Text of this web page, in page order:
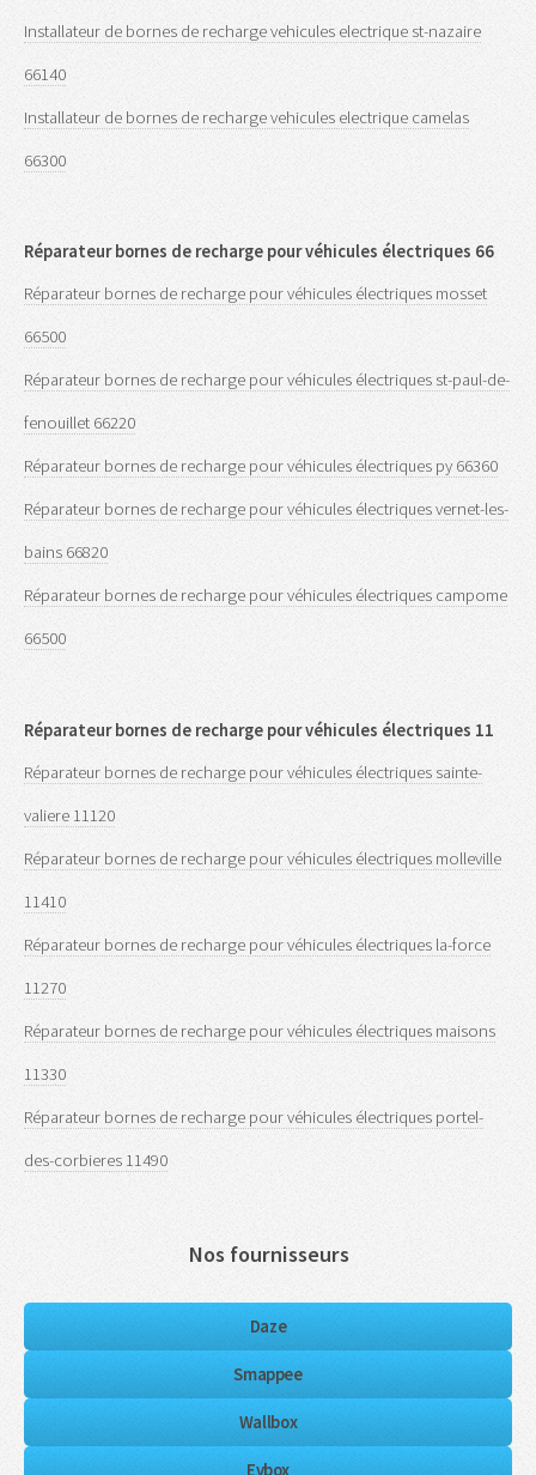
Installateur de bornes de recharge vehicules electrique st-nazaire
66140
Installateur de bornes de recharge vehicules electrique camelas
66300
Réparateur bornes de recharge pour véhicules électriques 66
Réparateur bornes de recharge pour véhicules électriques mosset
66500
Réparateur bornes de recharge pour véhicules électriques st-paul-de-
fenouillet 66220
Réparateur bornes de recharge pour véhicules électriques py 66360
Réparateur bornes de recharge pour véhicules électriques vernet-les-
bains 66820
Réparateur bornes de recharge pour véhicules électriques campome
66500
Réparateur bornes de recharge pour véhicules électriques 11
Réparateur bornes de recharge pour véhicules électriques sainte-
valiere 11120
Réparateur bornes de recharge pour véhicules électriques molleville
11410
Réparateur bornes de recharge pour véhicules électriques la-force
11270
Réparateur bornes de recharge pour véhicules électriques maisons
11330
Réparateur bornes de recharge pour véhicules électriques portel-
des-corbieres 11490
Nos fournisseurs
Daze
Smappee
Wallbox
Evbox